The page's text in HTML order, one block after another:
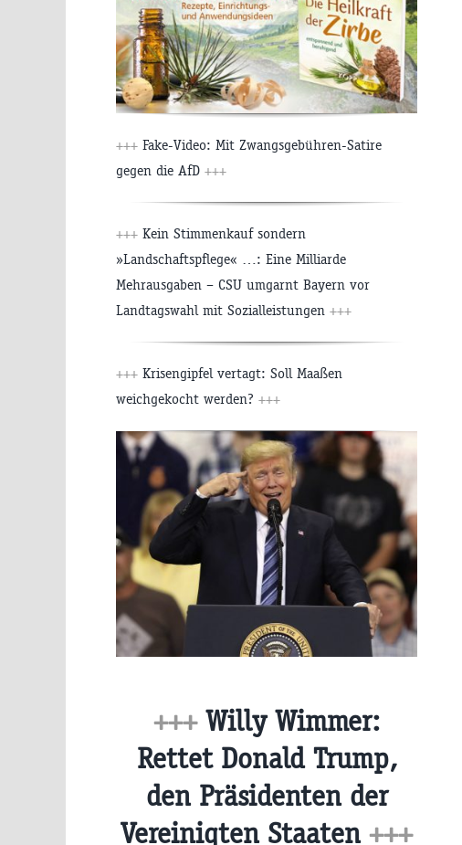
+++ Fake-Video: Mit Zwangsgebühren-Satire
gegen die AfD +++
+++ Kein Stimmenkauf sondern
»Landschaftspflege« …: Eine Milliarde
Mehrausgaben – CSU umgarnt Bayern vor
Landtagswahl mit Sozialleistungen +++
+++ Krisengipfel vertagt: Soll Maaßen
weichgekocht werden? +++
+++ Willy Wimmer:
Rettet Donald Trump,
den Präsidenten der
Vereinigten Staaten +++